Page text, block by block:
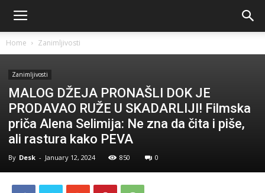
Home Zanimljivosti
Zanimljivosti
MALOG DŽEJA PRONAŠLI DOK JE
PRODAVAO RUŽE U SKADARLIJI! Filmska
priča Alena Selimija: Ne zna da čita i piše,
ali rastura kako PEVA
By Desk - January 12, 2024 850 0